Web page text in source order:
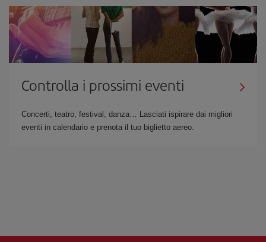
Controlla i prossimi eventi
Concerti, teatro, festival, danza… Lasciati ispirare dai migliori
eventi in calendario e prenota il tuo biglietto aereo.